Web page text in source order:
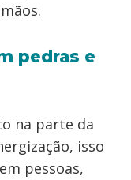
pedras e
na parte da
isso
pessoas,